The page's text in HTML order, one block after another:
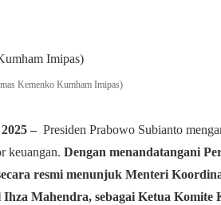
Kemenko Kumham Imipas)
– Presiden Prabowo Subianto
keuangan. Dengan menandatangani
resmi menunjuk Menteri
Mahendra, sebagai Ketua Komite